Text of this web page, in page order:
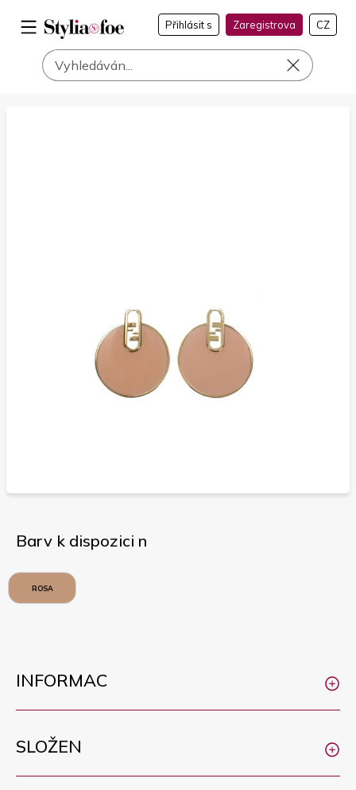
Přihlásit s Zaregistrova CZ
Barv k dispozici n
ROSA
INFORMAC
SLOŽEN